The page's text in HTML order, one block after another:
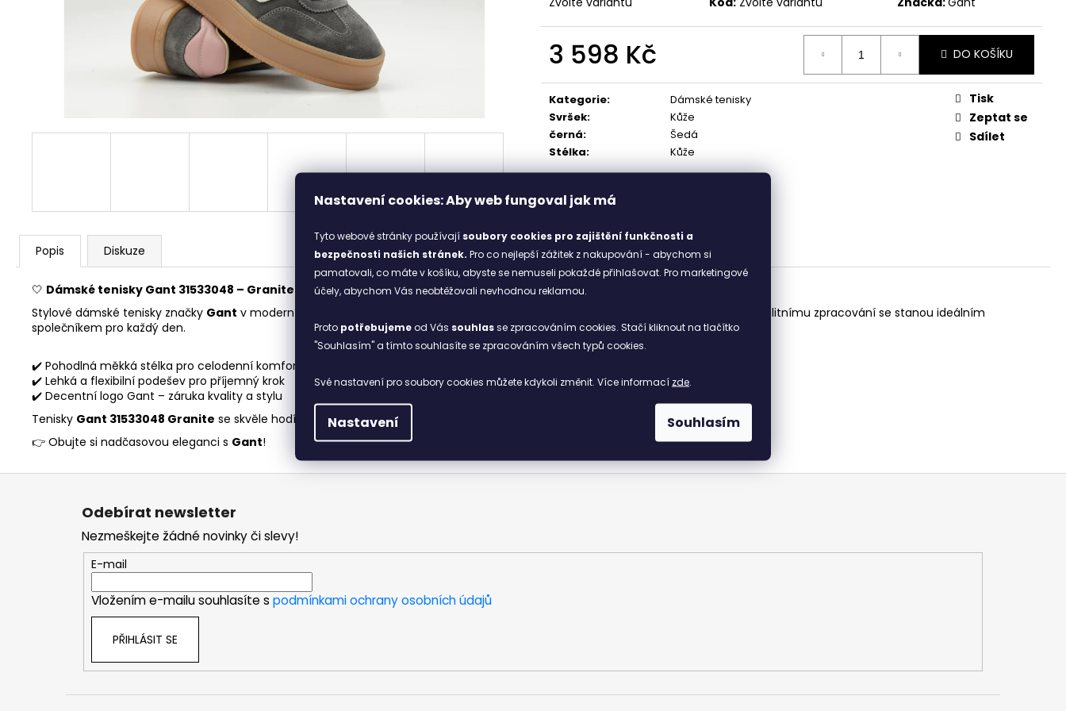
Nastavení cookies: Aby web fungoval jak má
Tyto webové stránky používají soubory cookies pro zajištění funkčnosti a
bezpečnosti našich stránek. Pro co nejlepší zážitek z nakupování - abychom si
pamatovali, co máte v košíku, abyste se nemuseli pokaždé přihlašovat. Pro marketingové
účely, abychom Vás neobtěžovali nevhodnou reklamou.
Proto potřebujemeod Vás souhlasse zpracováním cookies. Stačí kliknout na tlačítko
"Souhlasím" a tímto souhlasíte se zpracováním všech typů cookies.
Své nastavení pro soubory cookies můžete kdykoli změnit. Více informací zde.
Nastavení Souhlasím
3 598 Kč
cena:
DO KOŠÍKU
Kategorie:
Dámské tenisky
Svršek:
Kůže
černá:
Šedá
Stélka: Kůže
Tisk
Zeptat se
Sdílet
Popis Diskuze
🤍 Dámské tenisky Gant 31533048 – Granite
Stylové dámské tenisky značky Gant v moderním šedém odstínu
dodají každému outfitu šmrnc. Díky lehkému designu a kvalitnímu zpracování se stanou ideálním
společníkem pro každý den.
✔️ Pohodlná měkká stélka pro celodenní komfort
✔️ Lehká a flexibilní podešev pro příjemný krok
✔️ Decentní logo Gant – záruka kvality a stylu
Tenisky Gant 31533048 Granite se skvěle hodí k džínům, šatům i sportovnímu outfitu – univerzální kousek pro moderní ženu.
👉 Obujte si nadčasovou eleganci s Gant!
2 690 Kč
2 398 Kč
448 Kč
Z
Odebírat newsletter
Nezmeškejte žádné novinky či slevy!
E-mail
Vložením e-mailu souhlasíte s podmínkami ochrany osobních údajů
PŘIHLÁSIT SE